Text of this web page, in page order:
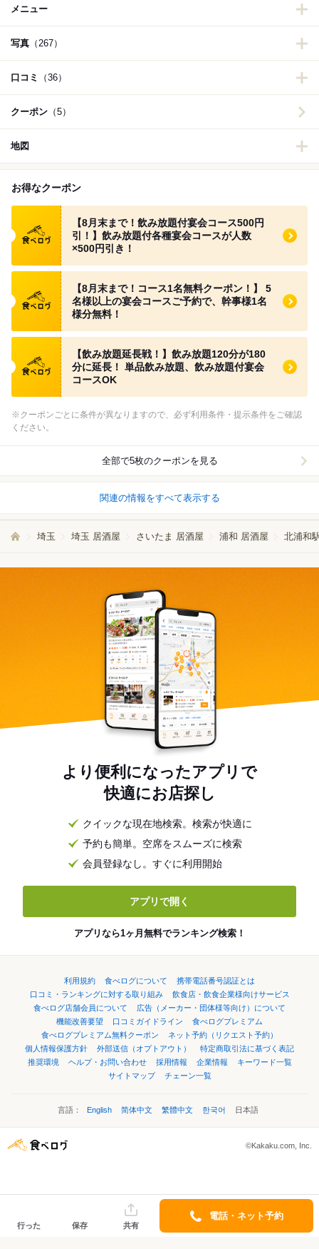
メニュー
写真 （267）
口コミ （36）
クーポン （5）
地図
お得なクーポン
食べログ クーポン
【8月末まで！飲み放題付宴会コース500円
引！】飲み放題付各種宴会コースが人数
×500円引き！
食べログ クーポン
【8月末まで！コース1名無料クーポン！】 5
名様以上の宴会コースご予約で、幹事様1名
様分無料！
食べログ クーポン
【飲み放題延長戦！】飲み放題120分が180
分に延長！ 単品飲み放題、飲み放題付宴会
コースOK
※クーポンごとに条件が異なりますので、必ず利用条件・提示条件をご確認
ください。
全部で5枚のクーポンを見る
関連の情報をすべて表示する
埼玉 埼玉 居酒屋 さいたま 居酒屋 浦和 居酒屋 北浦和
より便利になったアプリで
快適にお店探し
クイックな現在地検索。検索が快適に
予約も簡単。空席をスムーズに検索
会員登録なし。すぐに利用開始
アプリで開く
アプリなら1ヶ月無料でランキング検索！
利用規約 食べログについて
携帯電話番号認証とは
口コミ・ランキングに対する取り組み
飲食店・飲食企業様向けサービス
食べログ店舗会員について
広告（メーカー・団体様等向け）について
機能改善要望
口コミガイドライン
食べログプレミアム
食べログプレミアム無料クーポン
ネット予約（リクエスト予約）
個人情報保護方針
外部送信（オプトアウト）
特定商取引法に基づく表記
推奨環境
ヘルプ・お問い合わせ 採用情報 企業情報
キーワード一覧
サイトマップ
チェーン一覧
言語： English 简体中文 繁體中文 한국어 日本語
©Kakaku.com, Inc.
行った 保存 共有
電話・ネット予約